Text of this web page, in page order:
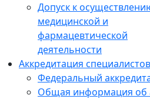
Допуск к
медицинской и
фармацевтической
деятельности
Аккредитация специалистов
Федеральный
Общая информация об